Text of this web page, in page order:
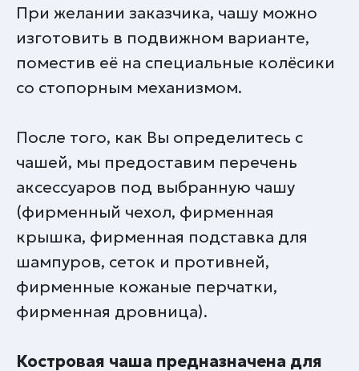
При желании заказчика, чашу можно
изготовить в подвижном варианте,
поместив её на специальные колёсики
со стопорным механизмом.
После того, как Вы определитесь с
чашей, мы предоставим перечень
аксессуаров под выбранную чашу
(фирменный чехол, фирменная
крышка, фирменная подставка для
шампуров, сеток и противней,
фирменные кожаные перчатки,
фирменная дровница).
Костровая чаша предназначена для